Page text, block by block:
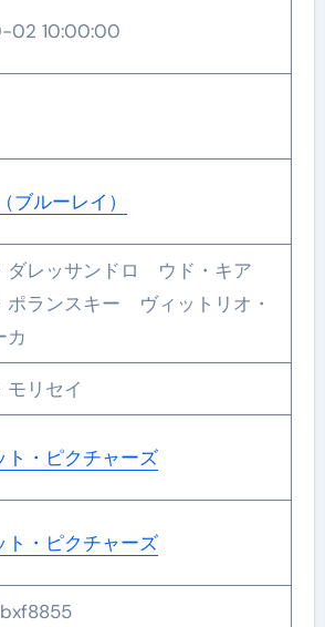
02 10:00:00
ブルーレイ）
ダレッサンドロ ウド・キア
ポランスキー ヴィットリオ・
カ
モリセイ
ト・ピクチャーズ
ト・ピクチャーズ